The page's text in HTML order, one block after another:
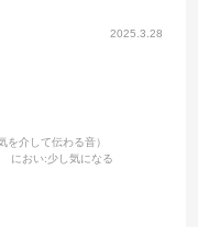
2025.3.28
を介して伝わる音）
におい:少し気になる